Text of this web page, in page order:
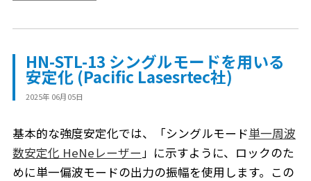
HN-STL-13 シングルモードを用いる
安定化 (Pacific Lasesrtec社)
2025年 06月05日
基本的な強度安定化では、「シングルモード単一周波
数安定化 HeNeレーザー 」に示すように、ロックのた
めに単一偏波モードの出力の振幅を使用します。この